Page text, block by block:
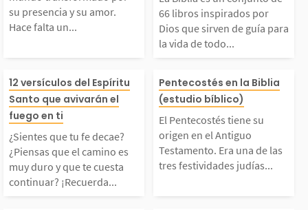
por su presenci
y su amor. Hace falt
un avivamiento, un
espiritual m
en el que cada
su presencia y su amor.
Hace falta un...
dos por Dios
n de guía para
de todo
libros fueron
por más de 40
as...
66 libros inspirados por
Dios que sirven de guía para
la vida de todo...
que tu fe dec
¿Piensas que el c
es muy duro y q
te cuesta continua
12 versículos del Espíritu
Santo que avivarán el
fuego en ti
¿Sientes que tu fe decae?
¿Piensas que el camino es
muy duro y que te cuesta
continuar? ¡Recuerda...
El Pentecostés
u origen en el
Testamento.
e las tres
Pentecostés en la Biblia
(estudio bíblico)
El Pentecostés tiene su
origen en el Antiguo
Testamento. Era una de las
tres festividades judías...